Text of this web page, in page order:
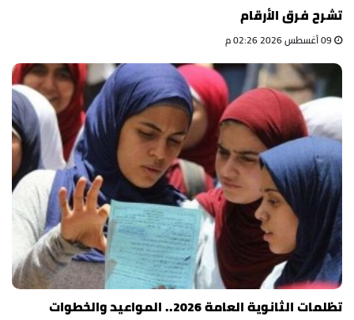
تشرح فرق الأرقام
تظلمات الثانوية العامة 2026.. المواعيد والخطوات